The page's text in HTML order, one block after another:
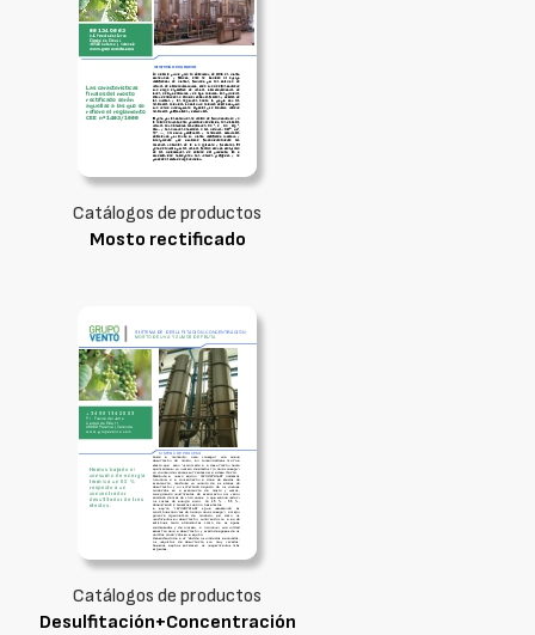
Catálogos de productos
Mosto rectificado
Catálogos de productos
Desulfitación+Concentración